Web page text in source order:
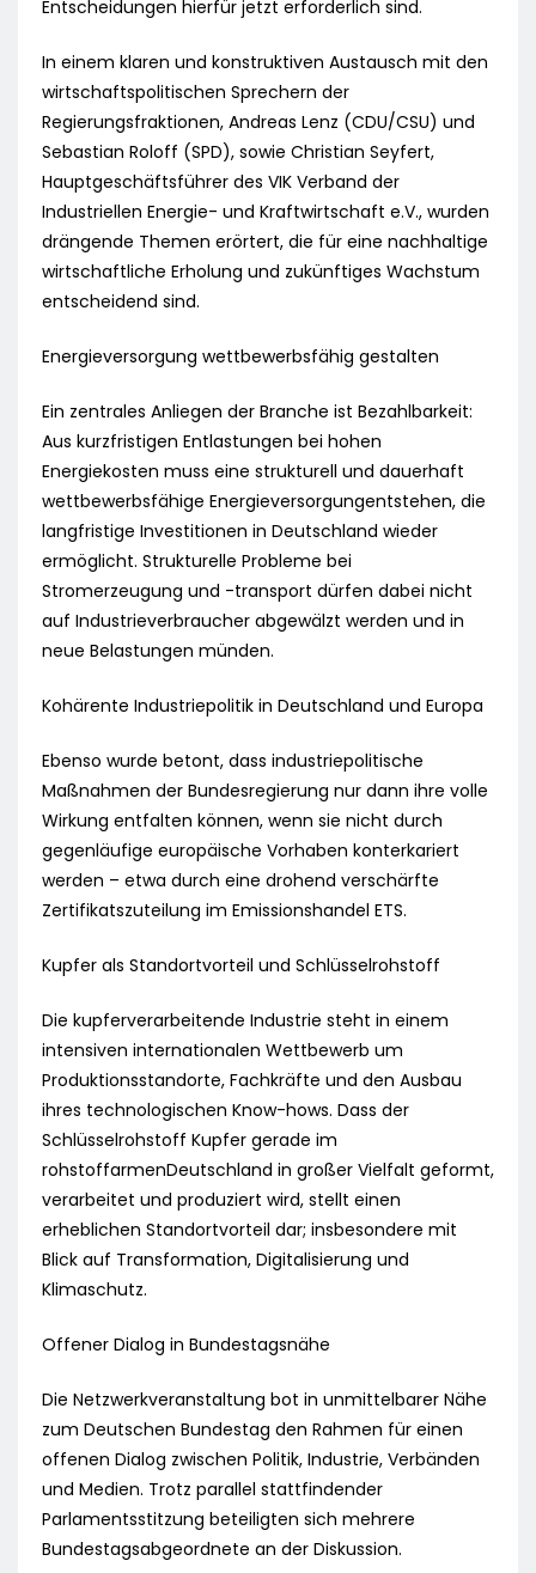
Entscheidungen hierfür jetzt erforderlich sind.
In einem klaren und konstruktiven Austausch mit den
wirtschaftspolitischen Sprechern der
Regierungsfraktionen, Andreas Lenz (CDU/CSU) und
Sebastian Roloff (SPD), sowie Christian Seyfert,
Hauptgeschäftsführer des VIK Verband der
Industriellen Energie- und Kraftwirtschaft e.V., wurden
drängende Themen erörtert, die für eine nachhaltige
wirtschaftliche Erholung und zukünftiges Wachstum
entscheidend sind.
Energieversorgung wettbewerbsfähig gestalten
Ein zentrales Anliegen der Branche ist Bezahlbarkeit:
Aus kurzfristigen Entlastungen bei hohen
Energiekosten muss eine strukturell und dauerhaft
wettbewerbsfähige Energieversorgungentstehen, die
langfristige Investitionen in Deutschland wieder
ermöglicht. Strukturelle Probleme bei
Stromerzeugung und -transport dürfen dabei nicht
auf Industrieverbraucher abgewälzt werden und in
neue Belastungen münden.
Kohärente Industriepolitik in Deutschland und Europa
Ebenso wurde betont, dass industriepolitische
Maßnahmen der Bundesregierung nur dann ihre volle
Wirkung entfalten können, wenn sie nicht durch
gegenläufige europäische Vorhaben konterkariert
werden – etwa durch eine drohend verschärfte
Zertifikatszuteilung im Emissionshandel ETS.
Kupfer als Standortvorteil und Schlüsselrohstoff
Die kupferverarbeitende Industrie steht in einem
intensiven internationalen Wettbewerb um
Produktionsstandorte, Fachkräfte und den Ausbau
ihres technologischen Know-hows. Dass der
Schlüsselrohstoff Kupfer gerade im
rohstoffarmenDeutschland in großer Vielfalt geformt,
verarbeitet und produziert wird, stellt einen
erheblichen Standortvorteil dar; insbesondere mit
Blick auf Transformation, Digitalisierung und
Klimaschutz.
Offener Dialog in Bundestagsnähe
Die Netzwerkveranstaltung bot in unmittelbarer Nähe
zum Deutschen Bundestag den Rahmen für einen
offenen Dialog zwischen Politik, Industrie, Verbänden
und Medien. Trotz parallel stattfindender
Parlamentsstitzung beteiligten sich mehrere
Bundestagsabgeordnete an der Diskussion.